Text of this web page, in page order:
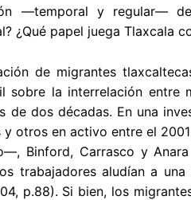
—temporal y regular—
¿Qué papel juega Tlaxcala
de migrantes
sobre la interrelación entre
de dos décadas. En una
y otros en activo entre el
Binford, Carrasco y
trabajadores aludían a
p.88). Si bien, los